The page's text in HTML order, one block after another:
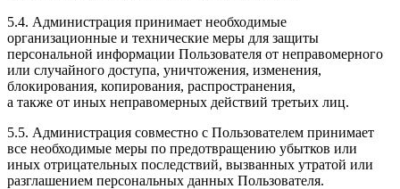
5.4. Администрация принимает необходимые
организационные и технические меры для защиты
персональной информации Пользователя от неправомерного
или случайного доступа, уничтожения, изменения,
блокирования, копирования, распространения,
а также от иных неправомерных действий третьих лиц.
5.5. Администрация совместно с Пользователем принимает
все необходимые меры по предотвращению убытков или
иных отрицательных последствий, вызванных утратой или
разглашением персональных данных Пользователя.